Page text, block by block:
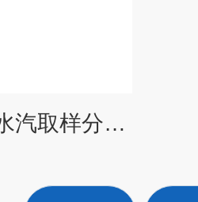
TW-3110系列水汽取样分析装置